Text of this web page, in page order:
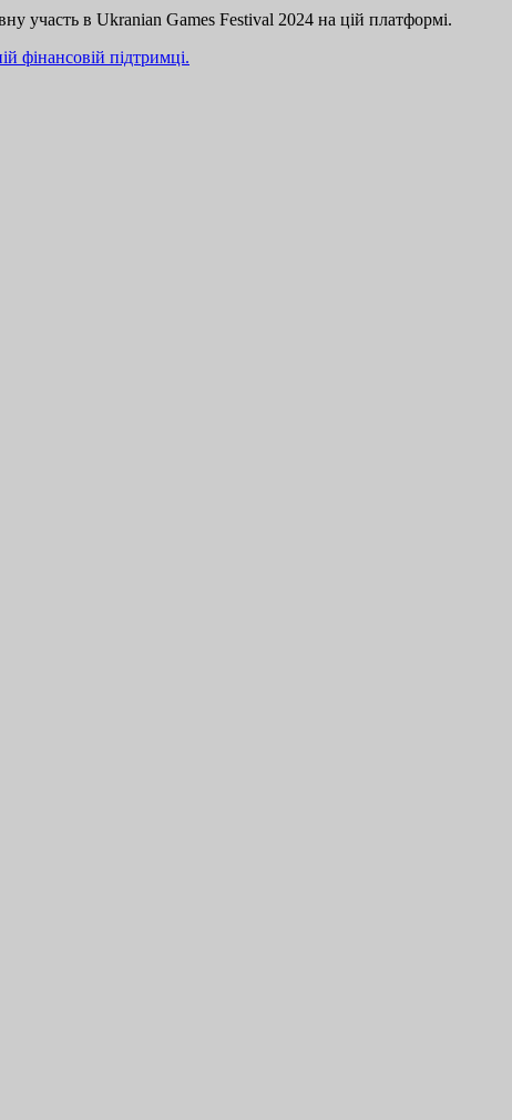
участь в Ukranian Games Festival 2024 на цій платформі.
фінансовій підтримці.